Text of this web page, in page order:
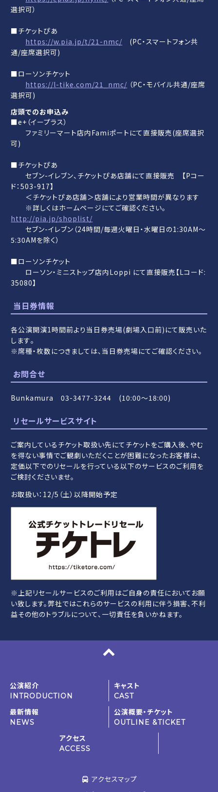
選択可）
■チケットぴあ
https://w.pia.jp/t/21-nmc/ (PC・スマートフォン共
通/座席選択可)
■ローソンチケット
https://l-tike.com/21_nmc/ （PC・モバイル共通/座席
選択可)
店頭でのお申込み
■e+（イープラス）
ファミリーマート店内Famiポートにて直接販売(座席選択
可)
■チケットぴあ
セブン-イレブン、チケットぴあ店舗にて直接販売 【Pコー
ド：503-917】
＜チケットぴあ店舗＞店舗により営業時間が異なります
※詳しくはホームページにてご確認ください。
http://pia.jp/shoplist/
セブン-イレブン（24時間/毎週火曜日・水曜日の1:30AM～
5:30AMを除く）
■ローソンチケット
ローソン・ミニストップ店内Loppi にて直接販売【Lコード:
35080】
当日券情報
各公演開演1時間前より当日券売場(劇場入口前)にて販売いた
します｡
※席種・枚数につきましては、当日券売場にてご確認ください。
お問合せ
Bunkamura 03-3477-3244 (10:00～18:00)
リセールサービスサイト
ご案内しているチケット取扱い先にてチケットをご購入後、やむ
を得ない事情でご観劇いただくことが困難になったお客様は、
定価以下でのリセールを行っている以下のサービスのご利用を
ご検討くださいませ。
お取扱い：12/5（土）以降開始予定
※上記リセールサービスのご利用はご自身の責任においてお願
い致します。弊社ではこれらのサービスの利用に伴う損害、不利
益その他のトラブルについて、一切責任を負いかねます。
公演紹介
INTRODUCTION
キャスト
CAST
最新情報
NEWS
公演概要・チケット
OUTLINE &TICKET
アクセス
ACCESS
アクセスマップ